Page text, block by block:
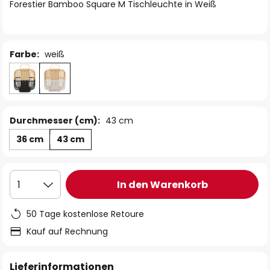
Forestier Bamboo Square M Tischleuchte in Weiß
Farbe: weiß
Durchmesser (cm): 43 cm
36 cm
43 cm
1 In den Warenkorb
50 Tage kostenlose Retoure
Kauf auf Rechnung
Lieferinformationen